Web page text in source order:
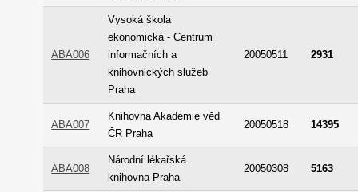
ABA006
Vysoká škola
ekonomická - Centrum
informačních a
knihovnických služeb
Praha
20050511 2931
ABA007
Knihovna Akademie věd
ČR Praha
20050518 14395
ABA008
Národní lékařská
knihovna Praha
20050308 5163